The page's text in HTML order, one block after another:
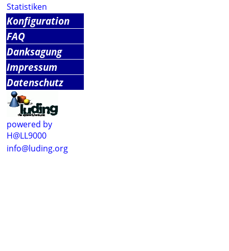
Statistiken
Konfiguration
FAQ
Danksagung
Impressum
Datenschutz
powered by
H@LL9000
info@luding.org